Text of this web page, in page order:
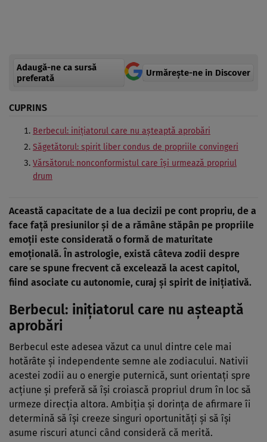
Adaugă-ne ca sursă
preferată
Urmărește-ne in Discover
CUPRINS
Berbecul: inițiatorul care nu așteaptă aprobări
Săgetătorul: spirit liber condus de propriile convingeri
Vărsătorul: nonconformistul care își urmează propriul
drum
Această capacitate de a lua decizii pe cont propriu, de a
face față presiunilor și de a rămâne stăpân pe propriile
emoții este considerată o formă de maturitate
emoțională. În astrologie, există câteva zodii despre
care se spune frecvent că excelează la acest capitol,
fiind asociate cu autonomie, curaj și spirit de inițiativă.
Berbecul: inițiatorul care nu așteaptă
aprobări
Berbecul este adesea văzut ca unul dintre cele mai
hotărâte și independente semne ale zodiacului. Nativii
acestei zodii au o energie puternică, sunt orientați spre
acțiune și preferă să își croiască propriul drum în loc să
urmeze direcția altora. Ambiția și dorința de afirmare îi
determină să își creeze singuri oportunități și să își
asume riscuri atunci când consideră că merită.